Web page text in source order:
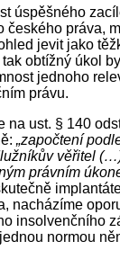
úspěšného
českého práva,
jevit jako
obtížný úkol
jednoho
právu.
na ust. § 140
„započtení
věřitel
právním
nacházíme
insolvenčního
normou